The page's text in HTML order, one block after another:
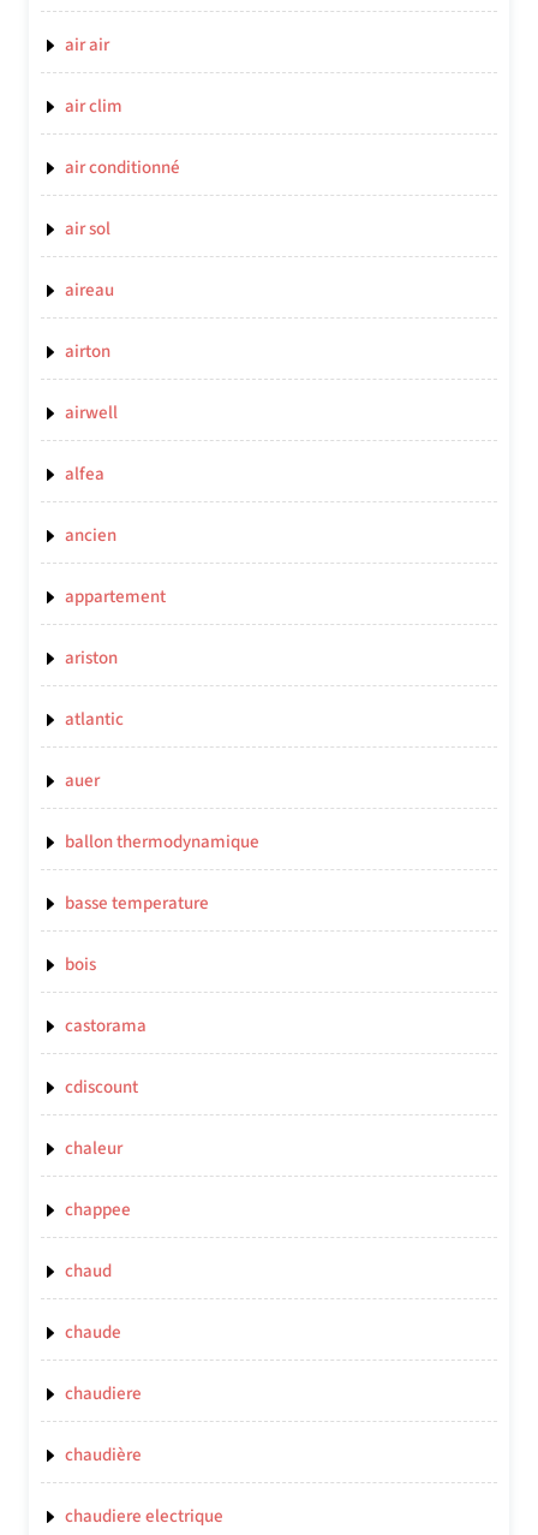
air air
air clim
air conditionné
air sol
aireau
airton
airwell
alfea
ancien
appartement
ariston
atlantic
auer
ballon thermodynamique
basse temperature
bois
castorama
cdiscount
chaleur
chappee
chaud
chaude
chaudiere
chaudière
chaudiere electrique